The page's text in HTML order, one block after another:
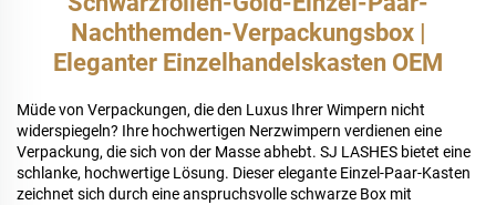
Nachthemden-Verpackungsbox |
Eleganter Einzelhandelskasten OEM
Müde von Verpackungen, die den Luxus Ihrer Wimpern nicht
widerspiegeln? Ihre hochwertigen Nerzwimpern verdienen eine
Verpackung, die sich von der Masse abhebt. SJ LASHES bietet eine
schlanke, hochwertige Lösung. Dieser elegante Einzel-Paar-Kasten
zeichnet sich durch eine anspruchsvolle schwarze Box mit